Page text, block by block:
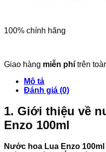
100% chính hãng
Giao hàng miễn phí trên
Mô tả
Đánh giá (0)
1. Giới thiệu về
Enzo 100ml
Nước hoa Lua Enzo 100ml